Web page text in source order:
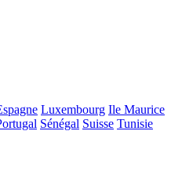
Luxembourg Ile Maurice
Sénégal Suisse Tunisie